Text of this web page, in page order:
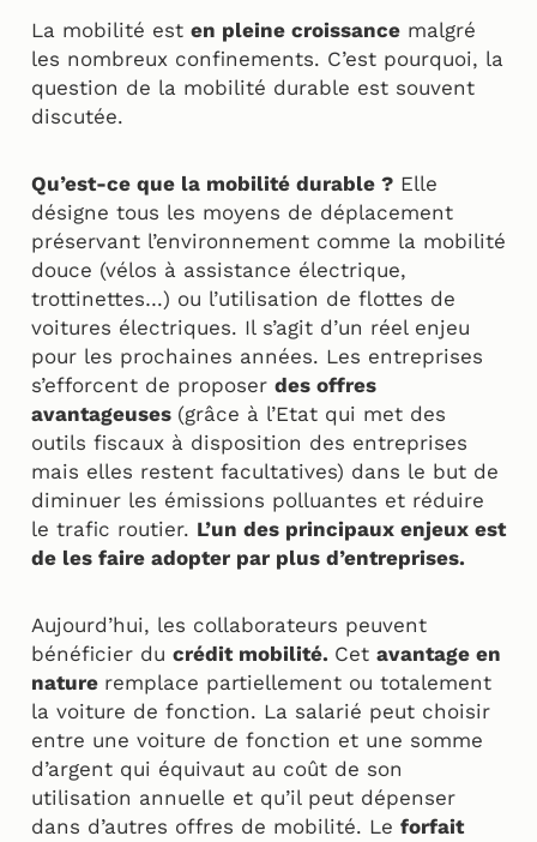
La mobilité est en pleine croissance malgré
les nombreux confinements. C’est pourquoi, la
question de la mobilité durable est souvent
discutée.
Qu’est-ce que la mobilité durable ? Elle
désigne tous les moyens de déplacement
préservant l’environnement comme la mobilité
douce (vélos à assistance électrique,
trottinettes…) ou l’utilisation de flottes de
voitures électriques. Il s’agit d’un réel enjeu
pour les prochaines années. Les entreprises
s’efforcent de proposer des offres
avantageuses (grâce à l’Etat qui met des
outils fiscaux à disposition des entreprises
mais elles restent facultatives) dans le but de
diminuer les émissions polluantes et réduire
le trafic routier. L’un des principaux enjeux est
de les faire adopter par plus d’entreprises.
Aujourd’hui, les collaborateurs peuvent
bénéficier du crédit mobilité. Cet avantage en
nature remplace partiellement ou totalement
la voiture de fonction. La salarié peut choisir
entre une voiture de fonction et une somme
d’argent qui équivaut au coût de son
utilisation annuelle et qu’il peut dépenser
dans d’autres offres de mobilité. Le forfait